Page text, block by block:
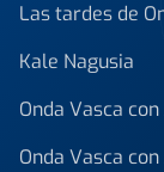
Las tardes de
Kale Nagusia
Onda Vasca
Onda Vasca